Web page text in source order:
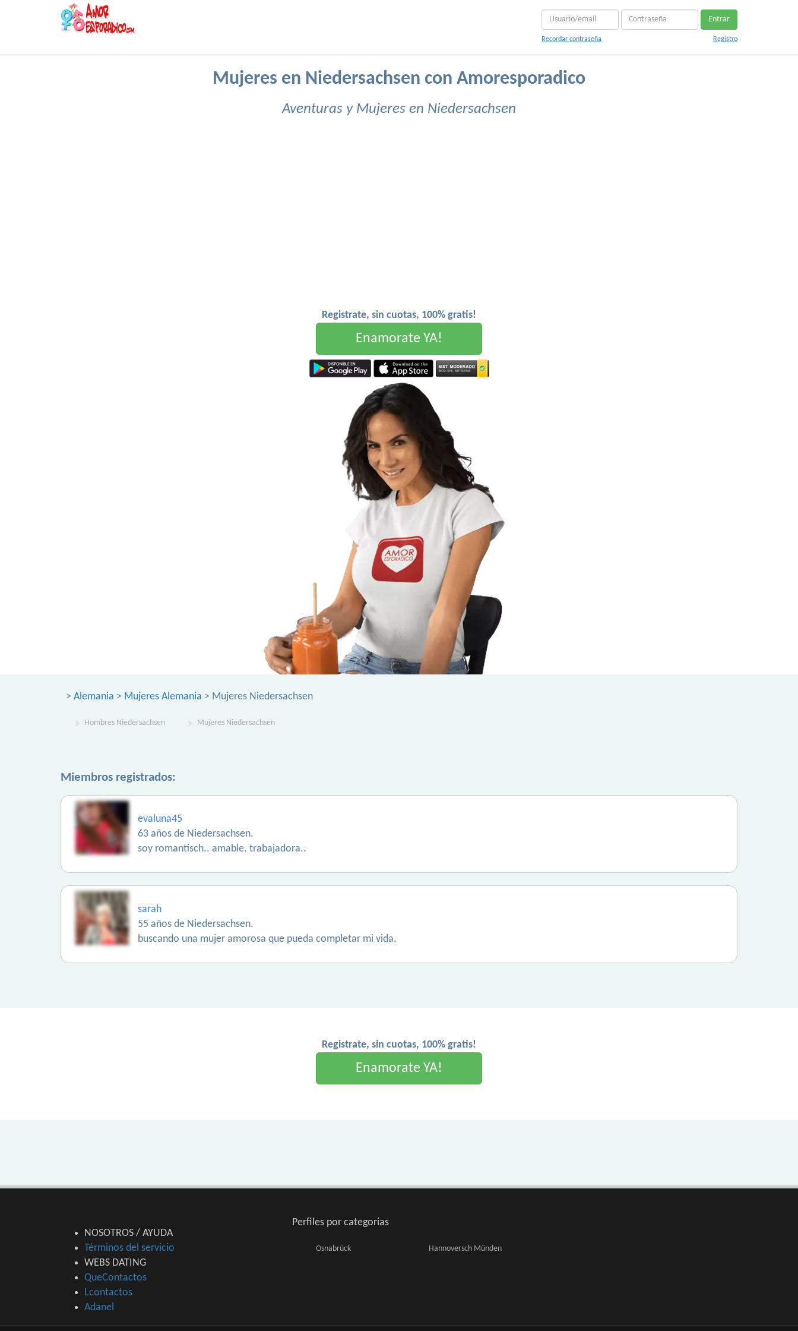
Entrar
Recordar contraseña Registro
Mujeres en Niedersachsen con Amoresporadico
Aventuras y Mujeres en Niedersachsen
Registrate, sin cuotas, 100% gratis!
Enamorate YA!
> Alemania > Mujeres Alemania > Mujeres Niedersachsen
Hombres Niedersachsen Mujeres Niedersachsen
Miembros registrados:
evaluna45
63 años de Niedersachsen.
soy romantisch.. amable. trabajadora..
sarah
55 años de Niedersachsen.
buscando una mujer amorosa que pueda completar mi vida.
Registrate, sin cuotas, 100% gratis!
Enamorate YA!
NOSOTROS / AYUDA
Términos del servicio
WEBS DATING
QueContactos
Lcontactos
Adanel
Perfiles por categorias
Osnabrück Hannoversch Münden